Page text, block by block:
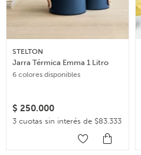
STELTON
Jarra Térmica Emma 1 Litro
6 colores disponibles
$ 250.000
3 cuotas sin interés de $83.333